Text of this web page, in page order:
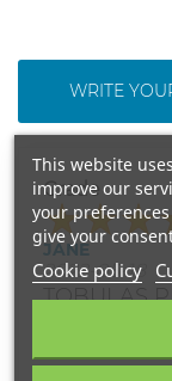
WRITE
Grade
JANĖ
2022-05-18
TOBULAS
This website
improve our
your
give your
Cookie policy